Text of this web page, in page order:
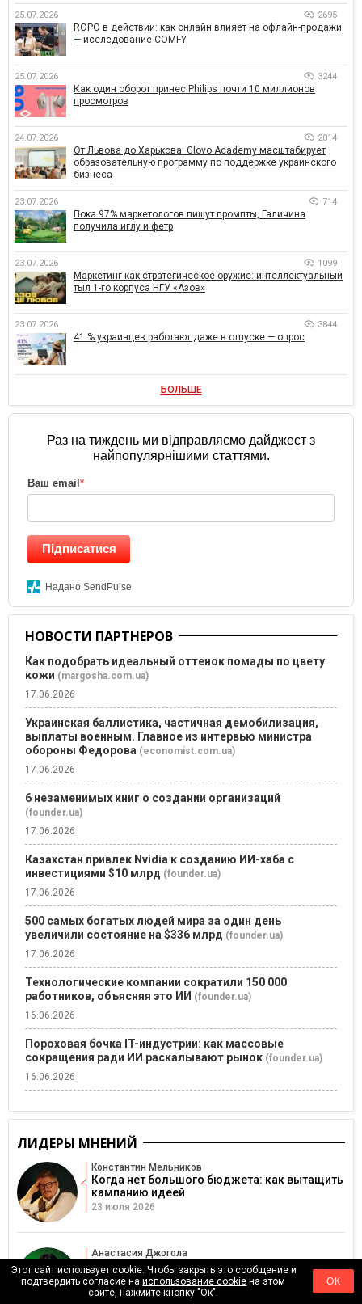
25.07.2026 2695
ROPO в действии: как онлайн влияет на офлайн-продажи
— исследование COMFY
25.07.2026 3244
Как один оборот принес Philips почти 10 миллионов
просмотров
24.07.2026 2014
От Львова до Харькова: Glovo Academy масштабирует
образовательную программу по поддержке украинского
бизнеса
23.07.2026 714
Пока 97% маркетологов пишут промпты, Галичина
получила иглу и фетр
23.07.2026 1099
Маркетинг как стратегическое оружие: интеллектуальный
тыл 1-го корпуса НГУ «Азов»
23.07.2026 3844
41 % украинцев работают даже в отпуске — опрос
БОЛЬШЕ
Раз на тиждень ми відправляємо дайджест з
найпопулярнішими статтями.
Ваш email*
Підписатися
Надано SendPulse
НОВОСТИ ПАРТНЕРОВ
Как подобрать идеальный оттенок помады по цвету
кожи (margosha.com.ua)
17.06.2026
Украинская баллистика, частичная демобилизация,
выплаты военным. Главное из интервью министра
обороны Федорова (economist.com.ua)
17.06.2026
6 незаменимых книг о создании организаций
(founder.ua)
17.06.2026
Казахстан привлек Nvidia к созданию ИИ-хаба с
инвестициями $10 млрд (founder.ua)
17.06.2026
500 самых богатых людей мира за один день
увеличили состояние на $336 млрд (founder.ua)
17.06.2026
Технологические компании сократили 150 000
работников, объясняя это ИИ (founder.ua)
16.06.2026
Пороховая бочка IT-индустрии: как массовые
сокращения ради ИИ раскалывают рынок (founder.ua)
16.06.2026
ЛИДЕРЫ МНЕНИЙ
Константин Мельников
Когда нет большого бюджета: как вытащить
кампанию идеей
23 июля 2026
Анастасия Джогола
Когда публичность руководителя становится
риском для репутации
16 июля 2026
Этот сайт использует cookie. Чтобы закрыть это сообщение и
подтвердить согласие наиспользование cookie на этом
сайте, нажмите кнопку "Ок".
ОК